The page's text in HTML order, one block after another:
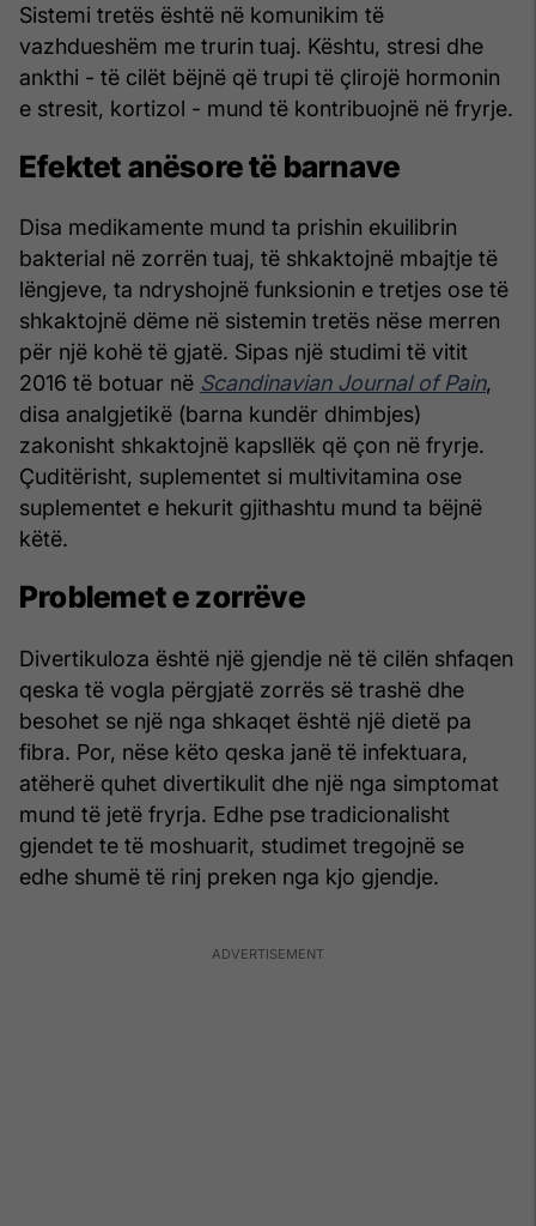
Sistemi tretës është në komunikim të
vazhdueshëm me trurin tuaj. Kështu, stresi dhe
ankthi - të cilët bëjnë që trupi të çlirojë hormonin
e stresit, kortizol - mund të kontribuojnë në fryrje.
Efektet anësore të barnave
Disa medikamente mund ta prishin ekuilibrin
bakterial në zorrën tuaj, të shkaktojnë mbajtje të
lëngjeve, ta ndryshojnë funksionin e tretjes ose të
shkaktojnë dëme në sistemin tretës nëse merren
për një kohë të gjatë. Sipas një studimi të vitit
2016 të botuar në Scandinavian Journal of Pain,
disa analgjetikë (barna kundër dhimbjes)
zakonisht shkaktojnë kapsllëk që çon në fryrje.
Çuditërisht, suplementet si multivitamina ose
suplementet e hekurit gjithashtu mund ta bëjnë
këtë.
Problemet e zorrëve
Divertikuloza është një gjendje në të cilën shfaqen
qeska të vogla përgjatë zorrës së trashë dhe
besohet se një nga shkaqet është një dietë pa
fibra. Por, nëse këto qeska janë të infektuara,
atëherë quhet divertikulit dhe një nga simptomat
mund të jetë fryrja. Edhe pse tradicionalisht
gjendet te të moshuarit, studimet tregojnë se
edhe shumë të rinj preken nga kjo gjendje.